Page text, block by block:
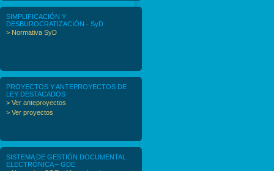
SIMPLIFICACIÓN Y
DESBUROCRATIZACIÓN - SyD
> Normativa SyD
PROYECTOS Y ANTEPROYECTOS DE
LEY DESTACADOS
> Ver anteproyectos
> Ver proyectos
SISTEMA DE GESTIÓN DOCUMENTAL
ELECTRÓNICA – GDE